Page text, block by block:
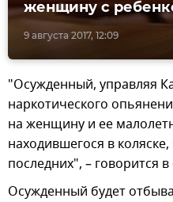
9 августа 2017, 12:09
женщину с
"Осужденный, управляя
наркотического
на женщину и ее
находившегося в
последних", – говорится
Осужденный будет